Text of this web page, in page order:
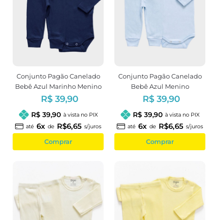
Conjunto Pagão Canelado
Bebê Azul Marinho Menino
R$ 39,90
R$ 39,90 à vista no PIX
até 6x de R$6,65 s/juros
Comprar
Conjunto Pagão Canelado
Bebê Azul Menino
R$ 39,90
R$ 39,90 à vista no PIX
até 6x de R$6,65 s/juros
Comprar